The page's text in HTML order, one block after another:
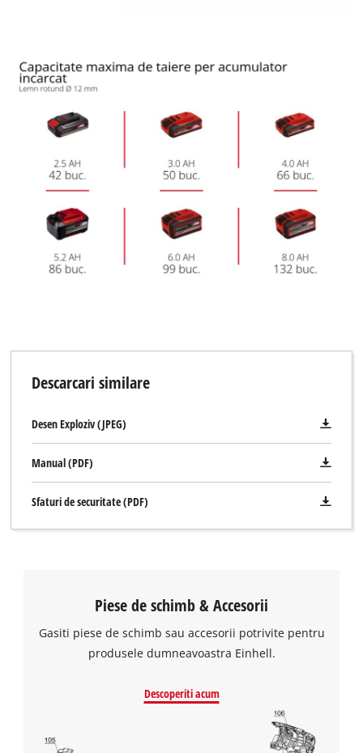
Descarcari similare
Desen Exploziv (JPEG)
Manual (PDF)
Sfaturi de securitate (PDF)
Piese de schimb & Accesorii
Gasiti piese de schimb sau accesorii potrivite pentru
produsele dumneavoastra Einhell.
Descoperiti acum